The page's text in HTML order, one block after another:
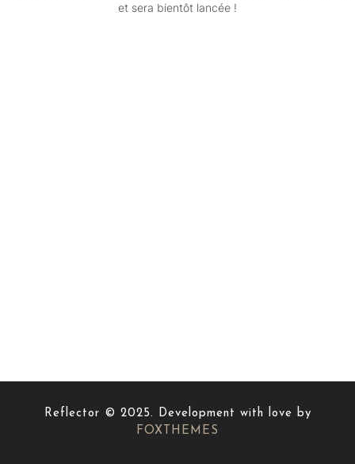
et sera bientôt lancée !
Reflector © 2025. Development with love by
FOXTHEMES